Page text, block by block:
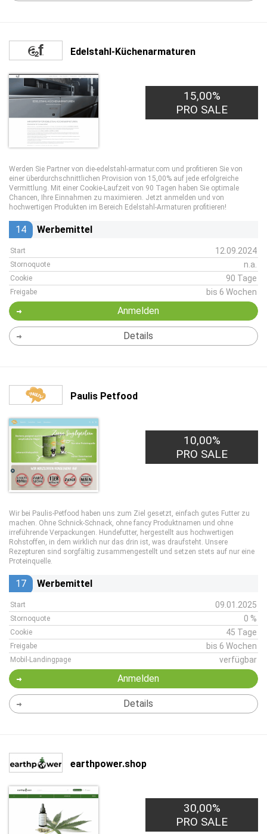
Edelstahl-Küchenarmaturen
15,00%
PRO SALE
Werden Sie Partner von die-edelstahl-armatur.com und profitieren Sie von
einer überdurchschnittlichen Provision von 15,00% auf jede erfolgreiche
Vermittlung. Mit einer Cookie-Laufzeit von 90 Tagen haben Sie optimale
Chancen, Ihre Einnahmen zu maximieren. Jetzt anmelden und von
hochwertigen Produkten im Bereich Edelstahl-Armaturen profitieren!
14 Werbemittel
Start 12.09.2024
Stornoquote n.a.
Cookie 90 Tage
Freigabe bis 6 Wochen
Anmelden
Details
Paulis Petfood
10,00%
PRO SALE
Wir bei Paulis-Petfood haben uns zum Ziel gesetzt, einfach gutes Futter zu
machen. Ohne Schnick-Schnack, ohne fancy Produktnamen und ohne
irreführende Verpackungen. Hundefutter, hergestellt aus hochwertigen
Rohstoffen, in dem wirklich nur das drin ist, was draufsteht. Unsere
Rezepturen sind sorgfältig zusammengestellt und setzen stets auf nur eine
Proteinquelle.
17 Werbemittel
Start 09.01.2025
Stornoquote 0 %
Cookie 45 Tage
Freigabe bis 6 Wochen
Mobil-Landingpage verfügbar
Anmelden
Details
earthpower.shop
30,00%
PRO SALE